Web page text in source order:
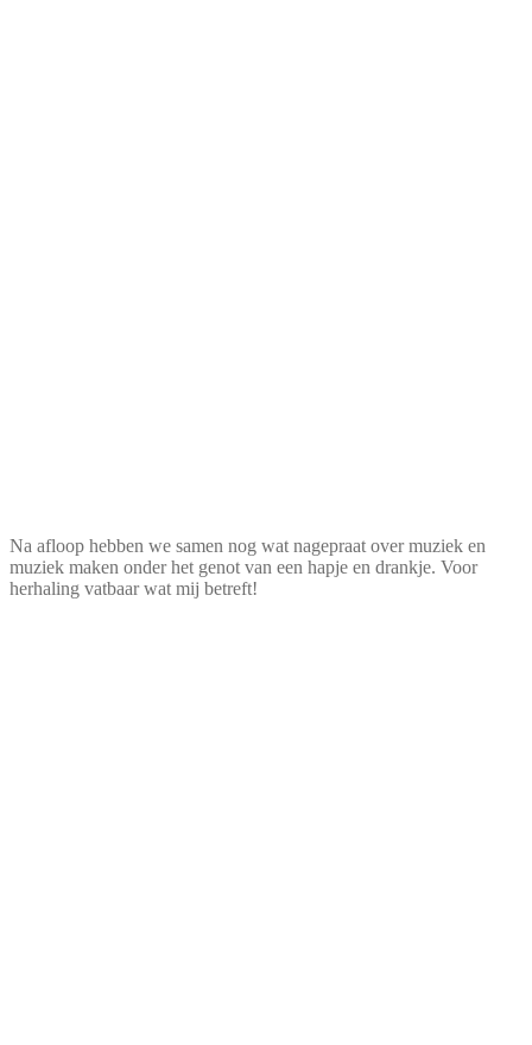
Na afloop hebben we samen nog wat nagepraat over muziek en
muziek maken onder het genot van een hapje en drankje. Voor
herhaling vatbaar wat mij betreft!